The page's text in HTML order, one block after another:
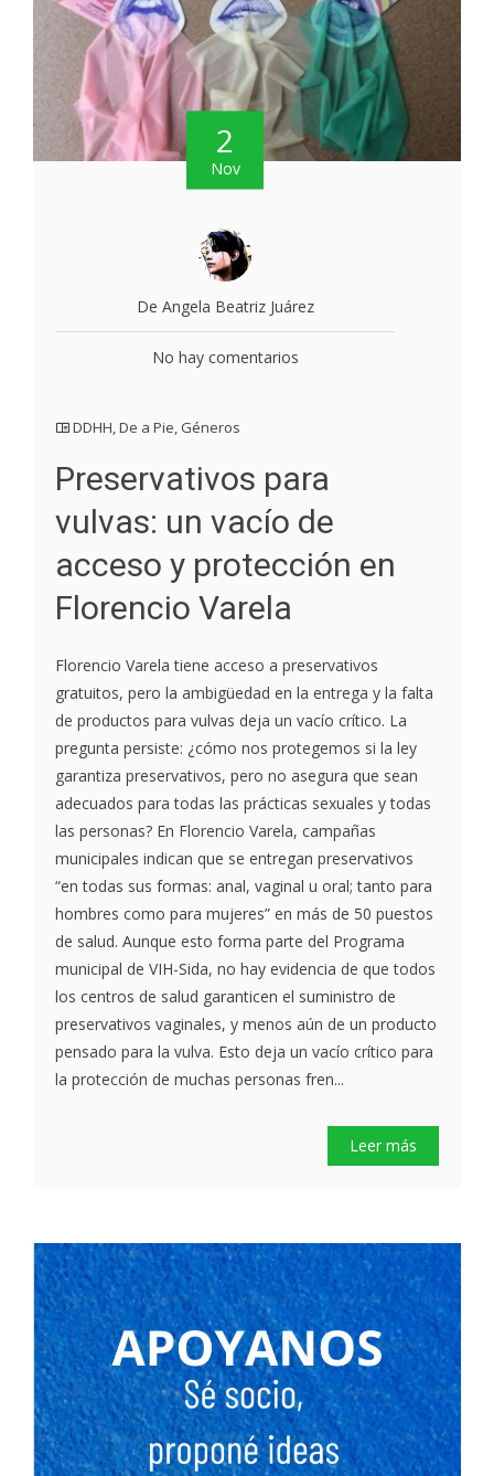
2
Nov
De Angela Beatriz Juárez
No hay comentarios
DDHH,De a Pie, Géneros
Preservativos para
vulvas: un vacío de
acceso y protección en
Florencio Varela
Florencio Varela tiene acceso a preservativos
gratuitos, pero la ambigüedad en la entrega y la falta
de productos para vulvas deja un vacío crítico. La
pregunta persiste: ¿cómo nos protegemos si la ley
garantiza preservativos, pero no asegura que sean
adecuados para todas las prácticas sexuales y todas
las personas? En Florencio Varela, campañas
municipales indican que se entregan preservativos
“en todas sus formas: anal, vaginal u oral; tanto para
hombres como para mujeres” en más de 50 puestos
de salud. Aunque esto forma parte del Programa
municipal de VIH-Sida, no hay evidencia de que todos
los centros de salud garanticen el suministro de
preservativos vaginales, y menos aún de un producto
pensado para la vulva. Esto deja un vacío crítico para
la protección de muchas personas fren...
Leer más